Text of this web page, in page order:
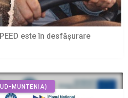
este în desfășurare
MUNTENIA)